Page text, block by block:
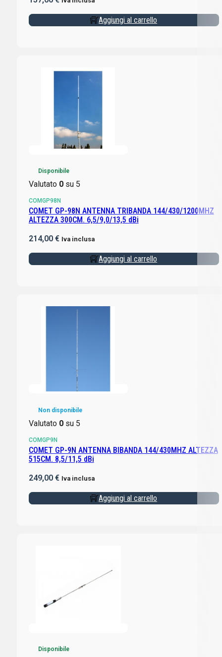
Aggiungi al carrello
Disponibile
Valutato 0su 5
COMGP98N
COMET GP-98N ANTENNA TRIBANDA 144/430/1200MHZ
ALTEZZA 300CM. 6,5/9,0/13,5 dBi
214,00 € Iva inclusa
Aggiungi al carrello
Non disponibile
Valutato 0su 5
COMGP9N
COMET GP-9N ANTENNA BIBANDA 144/430MHZ ALTEZZA
515CM. 8,5/11,5 dBi
249,00 € Iva inclusa
Aggiungi al carrello
Disponibile